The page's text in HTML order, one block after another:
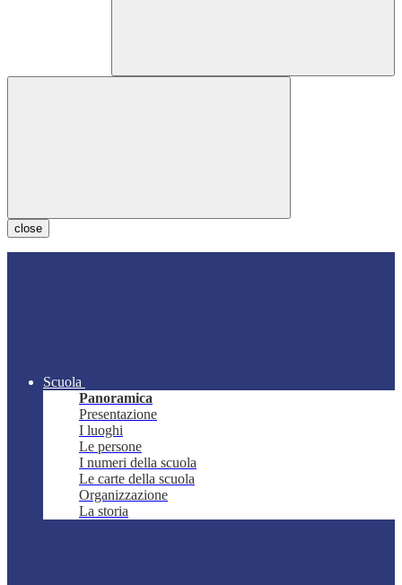
close
Scuola
Panoramica
Presentazione
I luoghi
Le persone
I numeri della scuola
Le carte della scuola
Organizzazione
La storia